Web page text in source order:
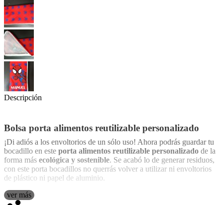
Descripción
Bolsa porta alimentos reutilizable personalizado
¡Di adiós a los envoltorios de un sólo uso! Ahora podrás guardar tu
bocadillo en este porta alimentos reutilizable personalizado de la
forma más ecológica y sostenible. Se acabó lo de generar residuos,
con este porta bocadillos no querrás volver a utilizar ni envoltorios
de plástico ni papel de aluminio.
Esta práctica funda portabocadillos tiene muchísimas ventajas con
ver más